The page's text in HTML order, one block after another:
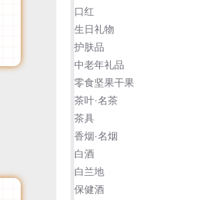
口红
生日礼物
护肤品
中老年礼品
零食坚果干果
茶叶·名茶
茶具
香烟·名烟
白酒
白兰地
保健酒